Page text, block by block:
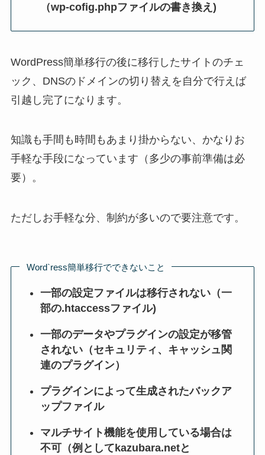
（wp-cofig.phpファイルの書き換え)
WordPress簡単移行の後に移行したサイトのチェ
ック、DNSのドメインの切り替えを自分で行えば
引越し完了になります。
知識も手間も時間もあまり掛からない、かなりお
手軽な手段になっています（多少の事前準備は必
要）。
ただしお手軽な分、制約が多いので要注意です。
Word`ress簡単移行でできないこと
一部の設定ファイルは移行されない（一
部の.htaccessファイル)
一部のデータやプラグインの設定が移管
されない （セキュリティ、キャッシュ関
連のプラグイン）
プラグインによって生成されたバックア
ップファイル
マルチサイト機能を使用している場合は
不可（例としてkazubara.netと